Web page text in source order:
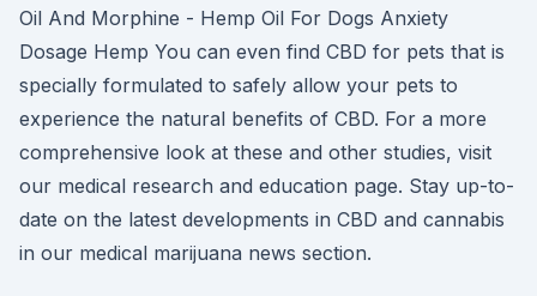
Oil And Morphine - Hemp Oil For Dogs Anxiety
Dosage Hemp You can even find CBD for pets that is
specially formulated to safely allow your pets to
experience the natural benefits of CBD. For a more
comprehensive look at these and other studies, visit
our medical research and education page. Stay up-to-
date on the latest developments in CBD and cannabis
in our medical marijuana news section.